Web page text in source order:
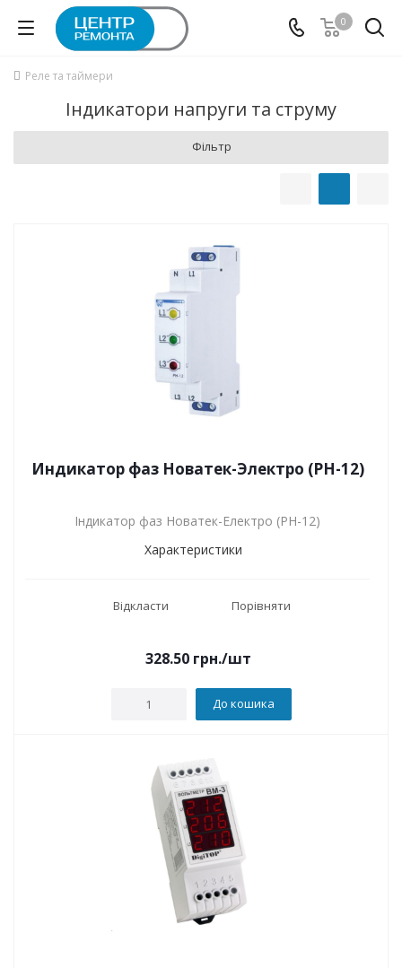
0
Реле та таймери
Індикатори напруги та струму
Фільтр
Индикатор фаз Новатек-Электро (РН-12)
Індикатор фаз Новатек-Електро (РН-12)
Характеристики
Відкласти Порівняти
328.50грн./шт
До кошика